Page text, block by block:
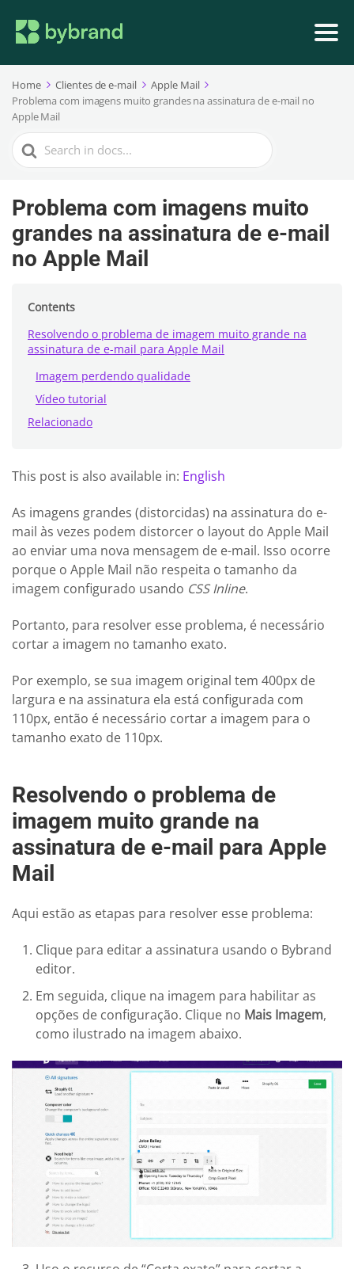
Home Clientes de e-mail
Apple Mail
Problema com imagens muito grandes na assinatura de e-mail no
Apple Mail
Search
For
Problema com imagens muito
grandes na assinatura de e-mail
no Apple Mail
Contents
Resolvendo o problema de imagem muito grande na
assinatura de e-mail para Apple Mail
Imagem perdendo qualidade
Vídeo tutorial
Relacionado
This post is also available in: English
As imagens grandes (distorcidas) na assinatura do e-
mail às vezes podem distorcer o layout do Apple Mail
ao enviar uma nova mensagem de e-mail. Isso ocorre
porque o Apple Mail não respeita o tamanho da
imagem configurado usando CSS Inline.
Portanto, para resolver esse problema, é necessário
cortar a imagem no tamanho exato.
Por exemplo, se sua imagem original tem 400px de
largura e na assinatura ela está configurada com
110px, então é necessário cortar a imagem para o
tamanho exato de 110px.
Resolvendo o problema de
imagem muito grande na
assinatura de e-mail para Apple
Mail
Aqui estão as etapas para resolver esse problema:
Clique para editar a assinatura usando o Bybrand
editor.
Em seguida, clique na imagem para habilitar as
opções de configuração. Clique no Mais Imagem,
como ilustrado na imagem abaixo.